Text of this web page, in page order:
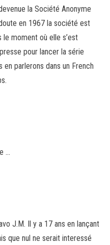
la Société Anonyme
doute en 1967 la société est
le moment où elle s’est
pour lancer la série
en parlerons dans un French
…
J.M. Il y a 17 ans en lançant
que nul ne serait interessé